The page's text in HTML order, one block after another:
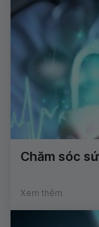
Chăm sóc
Xem thêm